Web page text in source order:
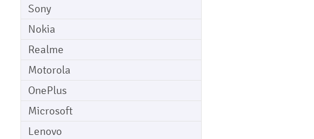
Sony
Nokia
Realme
Motorola
OnePlus
Microsoft
Lenovo